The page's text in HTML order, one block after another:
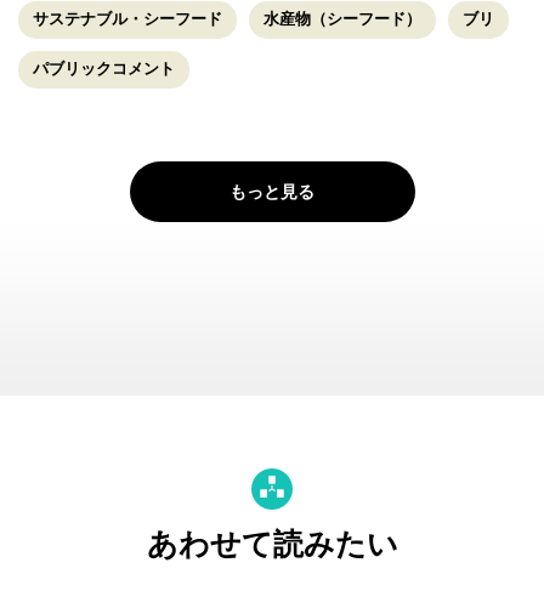
サステナブル・シーフード 水産物（シーフード） ブリ
パブリックコメント
もっと見る
あわせて読みたい